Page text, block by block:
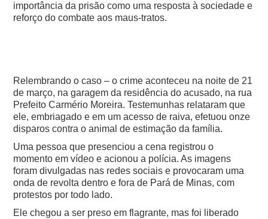
importância da prisão como uma resposta à sociedade e
reforço do combate aos maus-tratos.
Relembrando o caso – o crime aconteceu na noite de 21
de março, na garagem da residência do acusado, na rua
Prefeito Carmério Moreira. Testemunhas relataram que
ele, embriagado e em um acesso de raiva, efetuou onze
disparos contra o animal de estimação da família.
Uma pessoa que presenciou a cena registrou o
momento em vídeo e acionou a polícia. As imagens
foram divulgadas nas redes sociais e provocaram uma
onda de revolta dentro e fora de Pará de Minas, com
protestos por todo lado.
Ele chegou a ser preso em flagrante, mas foi liberado